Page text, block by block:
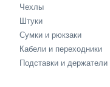
Чехлы
Штуки
Сумки и рюкзаки
Кабели и переходники
Подставки и держатели